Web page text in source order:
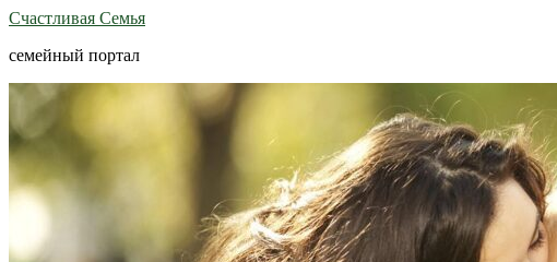
Счастливая Семья
семейный портал